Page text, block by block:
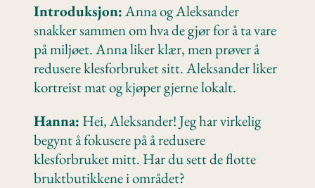
Introduksjon:Anna og Aleksander
snakker sammen om hva de gjør for å ta vare
på miljøet. Anna liker klær, men prøver å
redusere klesforbruket sitt. Aleksander liker
kortreist mat og kjøper gjerne lokalt.
Hanna: Hei, Aleksander! Jeg har virkelig
begynt å fokusere på å redusere
klesforbruket mitt. Har du sett de flotte
bruktbutikkene i området?